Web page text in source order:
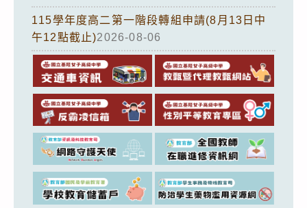
115學年度高二第一階段轉組申請(8月13日中
午12點截止)2026-08-06